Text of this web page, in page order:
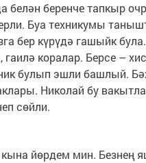
белән беренче тапкыр
Буа техникумы
бер күрүдә гашыйк
коралар. Берсе –
булып эшли башлый.
Николай бу
сөйли.
йөрдем мин. Безнең